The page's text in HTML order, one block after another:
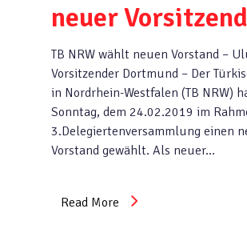
neuer
TB NRW wählt neuen Vorstand –
Vorsitzender Dortmund – Der
in Nordrhein-Westfalen (TB NRW)
Sonntag, dem 24.02.2019 im
3.Delegiertenversammlung einen
Vorstand gewählt. Als neuer…
Read More